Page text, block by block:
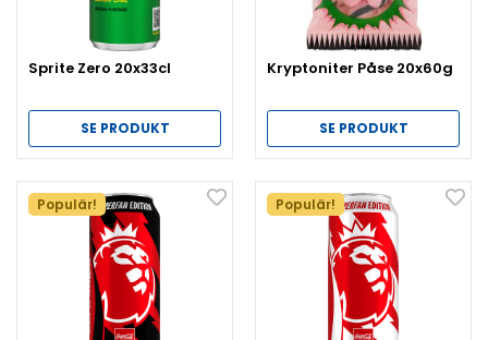
Sprite Zero 20x33cl
SE PRODUKT
Kryptoniter Påse 20x60g
SE PRODUKT
Populär! Populär!